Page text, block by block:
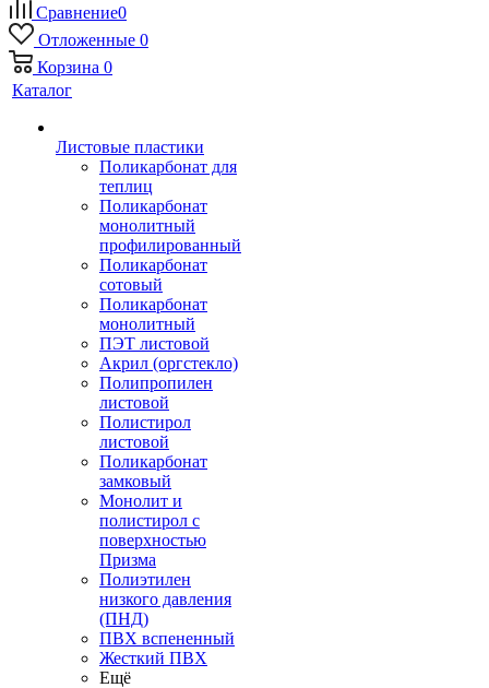
Сравнение0
Отложенные 0
Корзина 0
Каталог
Листовые пластики
Поликарбонат для
теплиц
Поликарбонат
монолитный
профилированный
Поликарбонат
сотовый
Поликарбонат
монолитный
ПЭТ листовой
Акрил (оргстекло)
Полипропилен
листовой
Полистирол
листовой
Поликарбонат
замковый
Монолит и
полистирол с
поверхностью
Призма
Полиэтилен
низкого давления
(ПНД)
ПВХ вспененный
Жесткий ПВХ
Ещё